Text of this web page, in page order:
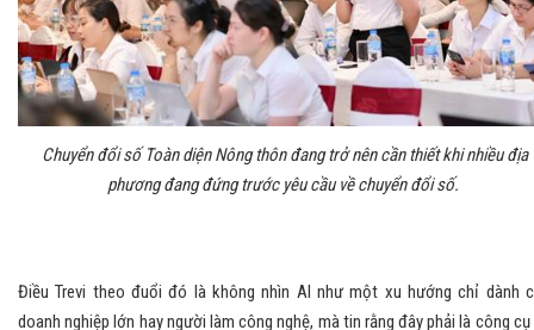
Chuyển đổi số Toàn diện Nông thôn đang trở nên cần thiết khi nhiều địa
phương đang đứng trước yêu cầu về chuyển đổi số.
Điều Trevi theo đuổi đó là không nhìn AI như một xu hướng chỉ dành
doanh nghiệp lớn hay người làm công nghệ, mà tin rằng đây phải là công